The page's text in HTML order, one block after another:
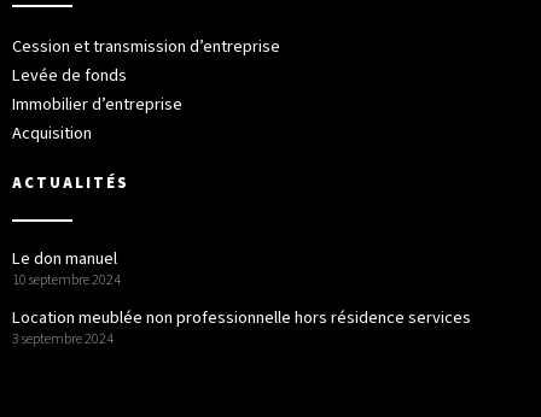
Cession et transmission d’entreprise
Levée de fonds
Immobilier d’entreprise
Acquisition
ACTUALITÉS
Le don manuel
10 septembre 2024
Location meublée non professionnelle hors résidence services
3 septembre 2024